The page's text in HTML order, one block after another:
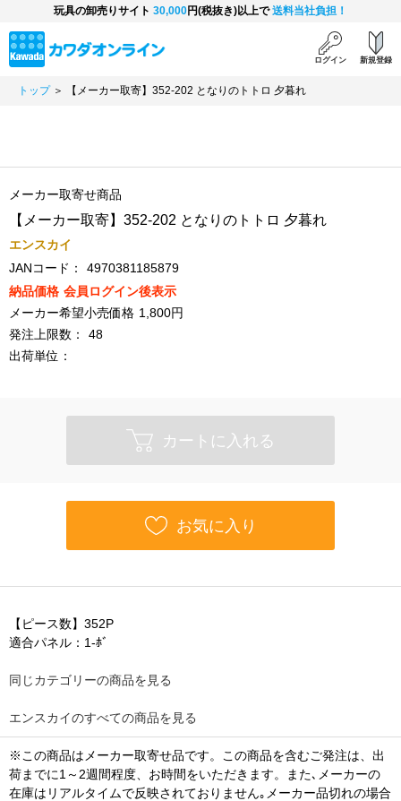
玩具の卸売りサイト 30,000円(税抜き)以上で送料当社負担！
ログイン 新規登録
トップ＞ 【メーカー取寄】352-202 となりのトトロ 夕暮れ
メーカー取寄せ商品
【メーカー取寄】352-202 となりのトトロ 夕暮れ
エンスカイ
JANコード：
4970381185879
納品価格 会員ログイン後表示
メーカー希望小売価格 1,800円
発注上限数：
48
出荷単位：
カートに入れる
お気に入り
【ピース数】352P
適合パネル：1-ﾎﾞ
同じカテゴリーの商品を見る
エンスカイのすべての商品を見る
※この商品はメーカー取寄せ品です。この商品を含むご発注は、出
荷までに1～2週間程度、お時間をいただきます。また､メーカーの
在庫はリアルタイムで反映されておりません｡メーカー品切れの場合